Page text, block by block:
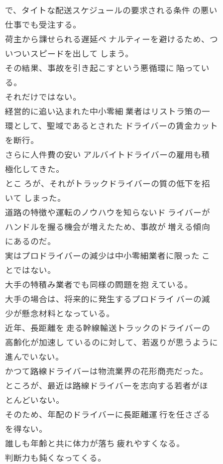
で、タイトな配送スケジュールの要求される条件 の悪い
仕事でも受注する。
荷主から課せられる遅延ペ ナルティーを避けるため、つ
いついスピードを出して しまう。
その結果、事故を引き起こすという悪循環に 陥ってい
る。
それだけではない。
経営的に追い込まれた中小零細 業者はリストラ策の一
環として、聖域であるとされた ドライバーの賃金カット
を断行。
さらに人件費の安い アルバイトドライバーの雇用も積
極化してきた。
とこ ろが、それがトラックドライバーの質の低下を招
いて しまった。
道路の特徴や運転のノウハウを知らないド ライバーが
ハンドルを握る機会が増えたため、事故が 増える傾向
にあるのだ。
実はプロドライバーの減少は中小零細業者に限った こ
とではない。
大手の特積み業者でも同様の問題を抱 えている。
大手の場合は、将来的に発生するプロドライ バーの減
少が懸念材料となっている。
近年、長距離を 走る幹線輸送トラックのドライバーの
高齢化が加速し ているのに対して、若返りが思うように
進んでいない。
かつて路線ドライバーは物流業界の花形商売だった。
ところが、最近は路線ドライバーを志向する若者がほ
とんどいない。
そのため、年配のドライバーに長距離運 行を任さざる
を得ない。
誰しも年齢と共に体力が落ち 疲れやすくなる。
判断力も鈍くなってくる。